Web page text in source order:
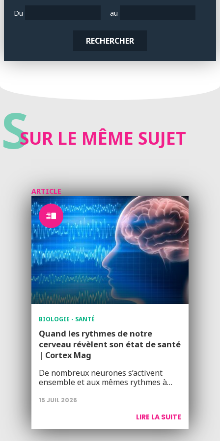
Du au
RECHERCHER
SSUR LE MÊME SUJET
ARTICLE
BIOLOGIE - SANTÉ
Quand les rythmes de notre
cerveau révèlent son état de santé
| Cortex Mag
De nombreux neurones s’activent
ensemble et aux mêmes rythmes à…
15 JUIL 2026
LIRE LA SUITE